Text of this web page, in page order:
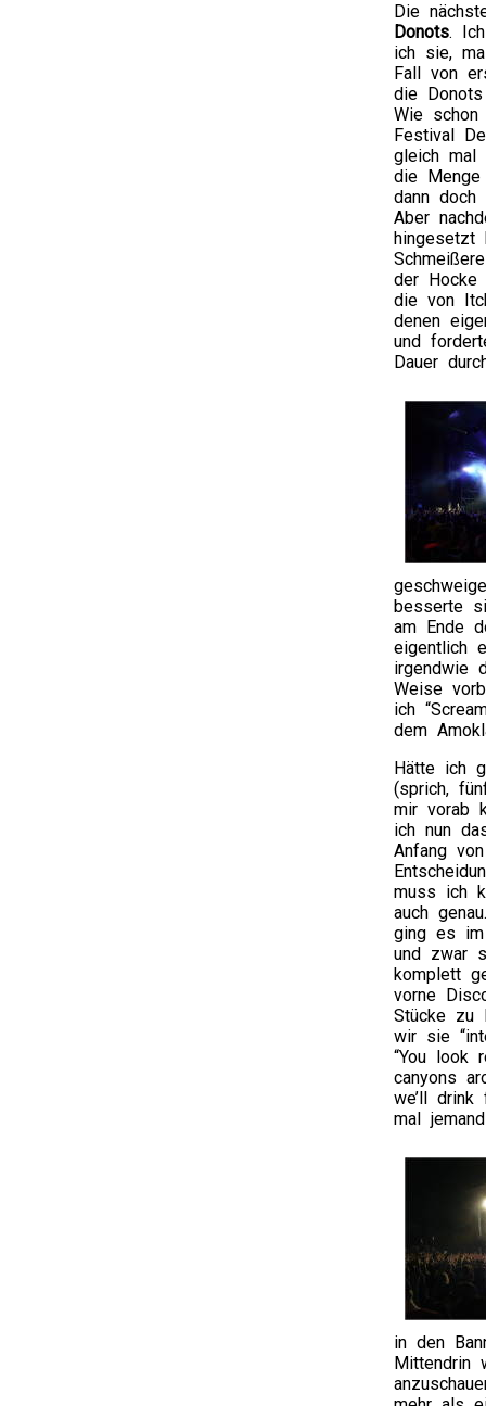
Die
Donots.
ich sie,
Fall von
die
Wie
Festival
gleich mal
die
dann doch
Aber
hingesetzt
der Hocke
die von
denen
und
Dauer
besserte
am Ende
eigentlich
irgendwie
Weise
ich
dem
Hätte ich
(sprich,
mir vorab
ich nun
Anfang
muss ich
auch
ging es im
und zwar
komplett
vorne
Stücke zu
wir sie
“You look
canyons
we’ll
mal
in den
Mittendrin